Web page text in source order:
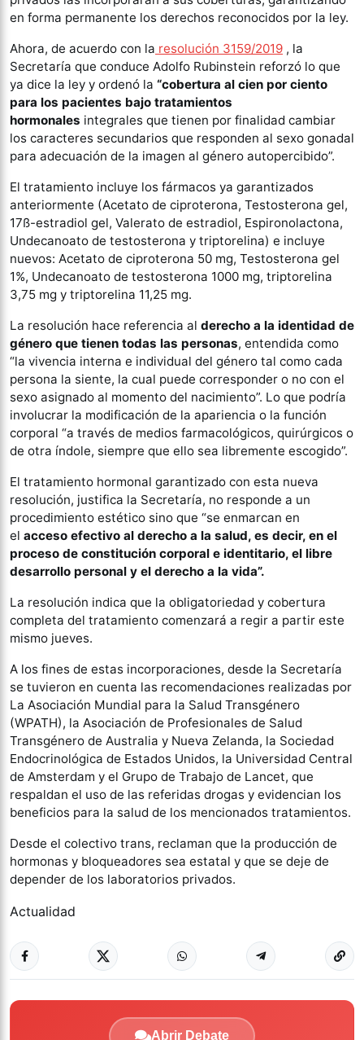
en forma permanente los derechos reconocidos por la ley.
Ahora, de acuerdo con la resolución 3159/2019 , la
Secretaría que conduce Adolfo Rubinstein reforzó lo que
ya dice la ley y ordenó la “cobertura al cien por ciento
para los pacientes bajo tratamientos
hormonales integrales que tienen por finalidad cambiar
los caracteres secundarios que responden al sexo gonadal
para adecuación de la imagen al género autopercibido”.
El tratamiento incluye los fármacos ya garantizados
anteriormente (Acetato de ciproterona, Testosterona gel,
17ß-estradiol gel, Valerato de estradiol, Espironolactona,
Undecanoato de testosterona y triptorelina) e incluye
nuevos: Acetato de ciproterona 50 mg, Testosterona gel
1%, Undecanoato de testosterona 1000 mg, triptorelina
3,75 mg y triptorelina 11,25 mg.
La resolución hace referencia al derecho a la identidad de
género que tienen todas las personas, entendida como
“la vivencia interna e individual del género tal como cada
persona la siente, la cual puede corresponder o no con el
sexo asignado al momento del nacimiento”. Lo que podría
involucrar la modificación de la apariencia o la función
corporal “a través de medios farmacológicos, quirúrgicos o
de otra índole, siempre que ello sea libremente escogido”.
El tratamiento hormonal garantizado con esta nueva
resolución, justifica la Secretaría, no responde a un
procedimiento estético sino que “se enmarcan en
el acceso efectivo al derecho a la salud, es decir, en el
proceso de constitución corporal e identitario, el libre
desarrollo personal y el derecho a la vida”.
La resolución indica que la obligatoriedad y cobertura
completa del tratamiento comenzará a regir a partir este
mismo jueves.
A los fines de estas incorporaciones, desde la Secretaría
se tuvieron en cuenta las recomendaciones realizadas por
La Asociación Mundial para la Salud Transgénero
(WPATH), la Asociación de Profesionales de Salud
Transgénero de Australia y Nueva Zelanda, la Sociedad
Endocrinológica de Estados Unidos, la Universidad Central
de Amsterdam y el Grupo de Trabajo de Lancet, que
respaldan el uso de las referidas drogas y evidencian los
beneficios para la salud de los mencionados tratamientos.
Desde el colectivo trans, reclaman que la producción de
hormonas y bloqueadores sea estatal y que se deje de
depender de los laboratorios privados.
Actualidad
Abrir Debate